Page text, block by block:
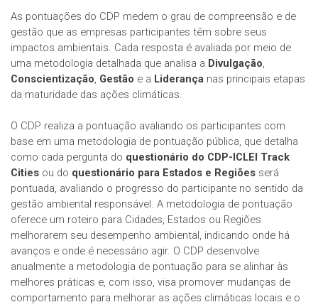
As pontuações do CDP medem o grau de compreensão e de
gestão que as empresas participantes têm sobre seus
impactos ambientais. Cada resposta é avaliada por meio de
uma metodologia detalhada que analisa a Divulgação
Conscientização Gestão e a Liderança nas principais etapas
da maturidade das ações climáticas.
O CDP realiza a pontuação avaliando os participantes com
base em uma metodologia de pontuação pública, que detalha
como cada pergunta do questionário do CDP-ICLEI Track
Cities ou do questionário para Estados e Regiões será
pontuada, avaliando o progresso do participante no sentido da
gestão ambiental responsável. A metodologia de pontuação
oferece um roteiro para Cidades, Estados ou Regiões
melhorarem seu desempenho ambiental, indicando onde há
avanços e onde é necessário agir. O CDP desenvolve
anualmente a metodologia de pontuação para se alinhar às
melhores práticas e, com isso, visa promover mudanças de
comportamento para melhorar as ações climáticas locais e o